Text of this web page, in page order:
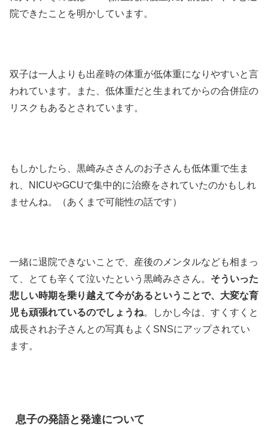
院できたことを明かしています。
双子は一人よりも出産時の体重が低体重になりやすいと言
われています。また、低体重だと生まれてからの合併症の
リスクもあるとされています。
もしかしたら、黒崎みささんのお子さんも低体重で生ま
れ、NICUやGCUで集中的に治療をされていたのかもしれ
ませんね。（あくまで可能性の話です）
一緒に退院できないことで、産後のメンタルなども相まっ
て、とても辛くて泣いたという黒崎みささん。 そういった
悲しい時期を乗り越えて今があるということで、大変な育
児も頑張れているのでしょうね。しかし今は、すくすくと
成長されお子さんとの写真もよくSNSにアップされてい
ます。
息子の発語と発達について